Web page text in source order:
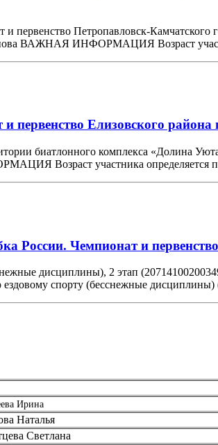
и первенство Петропавловск-
ВАЖНАЯ ИНФОРМАЦИЯ Возраст
первенство Елизовского
биатлонного комплекса «Долина
Возраст участника определяется
России. Чемпионат и
дисциплины), 2 этап
ездовому спорту (бесснежные
Ирина
Наталья
Светлана